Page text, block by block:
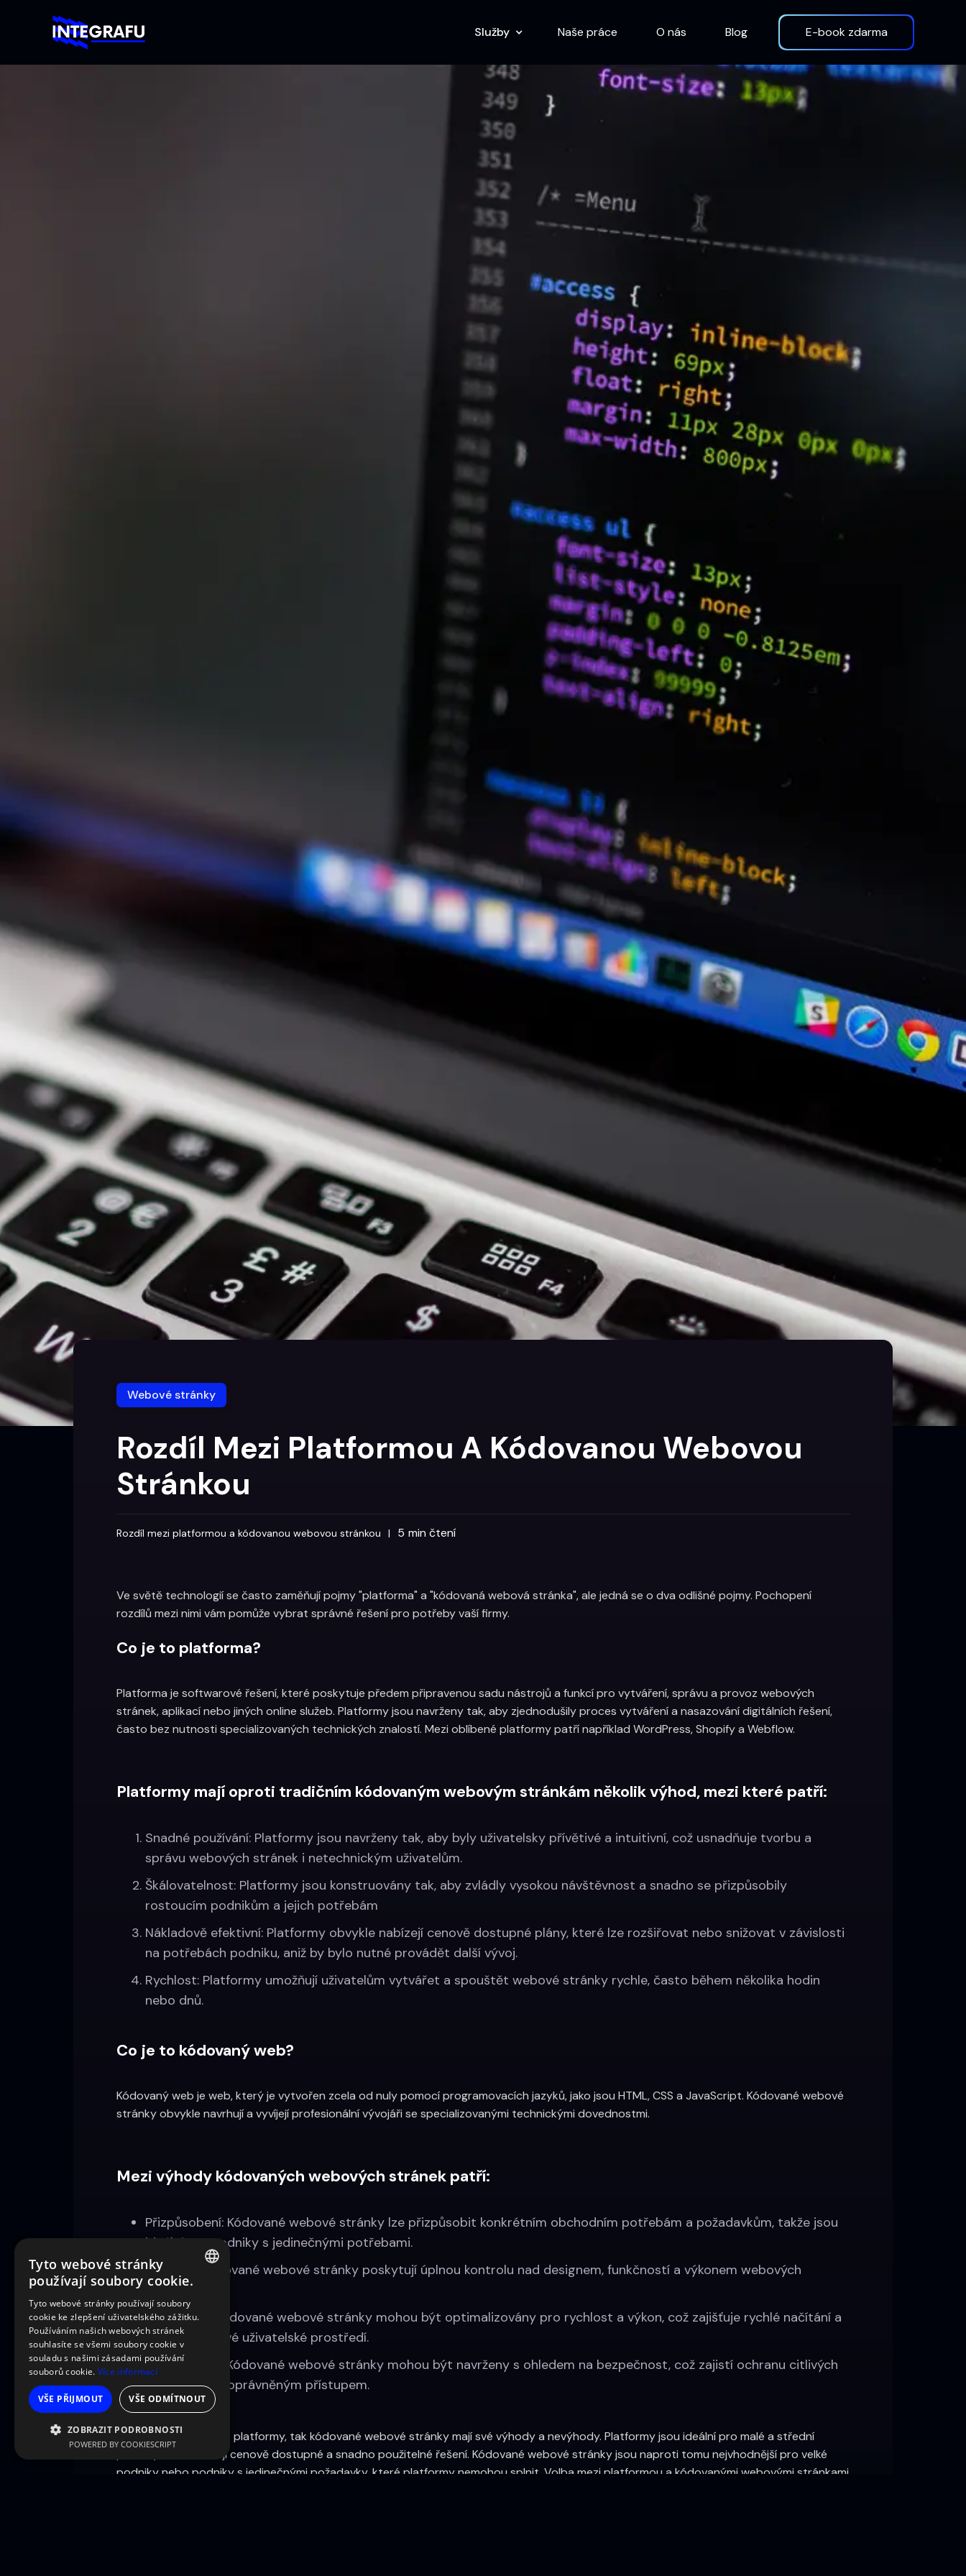
Služby Naše práce O nás Blog E-book zdarma
Webové stránky
Rozdíl Mezi Platformou A Kódovanou Webovou
Stránkou
Rozdíl mezi platformou a kódovanou webovou stránkou | 5 min čtení
Ve světě technologií se často zaměňují pojmy "platforma" a "kódovaná webová stránka", ale jedná se o dva odlišné pojmy. Pochopení
rozdílů mezi nimi vám pomůže vybrat správné řešení pro potřeby vaší firmy.
Co je to platforma?
Platforma je softwarové řešení, které poskytuje předem připravenou sadu nástrojů a funkcí pro vytváření, správu a provoz webových
stránek, aplikací nebo jiných online služeb. Platformy jsou navrženy tak, aby zjednodušily proces vytváření a nasazování digitálních řešení,
často bez nutnosti specializovaných technických znalostí. Mezi oblíbené platformy patří například WordPress, Shopify a Webflow.
Platformy mají oproti tradičním kódovaným webovým stránkám několik výhod, mezi které patří:‍
Snadné používání: Platformy jsou navrženy tak, aby byly uživatelsky přívětivé a intuitivní, což usnadňuje tvorbu a
správu webových stránek i netechnickým uživatelům.
Škálovatelnost: Platformy jsou konstruovány tak, aby zvládly vysokou návštěvnost a snadno se přizpůsobily
rostoucím podnikům a jejich potřebám
Nákladově efektivní: Platformy obvykle nabízejí cenově dostupné plány, které lze rozšiřovat nebo snižovat v závislosti
na potřebách podniku, aniž by bylo nutné provádět další vývoj.
Rychlost: Platformy umožňují uživatelům vytvářet a spouštět webové stránky rychle, často během několika hodin
nebo dnů.
Co je to kódovaný web?‍
Kódovaný web je web, který je vytvořen zcela od nuly pomocí programovacích jazyků, jako jsou HTML, CSS a JavaScript. Kódované webové
stránky obvykle navrhují a vyvíjejí profesionální vývojáři se specializovanými technickými dovednostmi.
Mezi výhody kódovaných webových stránek patří:
Přizpůsobení: Kódované webové stránky lze přizpůsobit konkrétním obchodním potřebám a požadavkům, takže jsou
ideální pro podniky s jedinečnými potřebami.
Kontrola: Kódované webové stránky poskytují úplnou kontrolu nad designem, funkčností a výkonem webových
stránek.
Výkonnost: Kódované webové stránky mohou být optimalizovány pro rychlost a výkon, což zajišťuje rychlé načítání a
bezproblémové uživatelské prostředí.
Zabezpečení: Kódované webové stránky mohou být navrženy s ohledem na bezpečnost, což zajistí ochranu citlivých
údajů před neoprávněným přístupem.
Závěrem lze říci, že jak platformy, tak kódované webové stránky mají své výhody a nevýhody. Platformy jsou ideální pro malé a střední
podniky, které hledají cenově dostupné a snadno použitelné řešení. Kódované webové stránky jsou naproti tomu nejvhodnější pro velké
podniky nebo podniky s jedinečnými požadavky, které platformy nemohou splnit. Volba mezi platformou a kódovanými webovými stránkami
CZECH
Tyto webové stránky
používají soubory cookie.
Tyto webové stránky používají soubory
cookie ke zlepšení uživatelského zážitku.
Používáním našich webových stránek
souhlasíte se všemi soubory cookie v
souladu s našimi zásadami používání
souborů cookie. Více informací
VŠE PŘIJMOUT VŠE ODMÍTNOUT
ZOBRAZIT PODROBNOSTI
POWERED BY COOKIESCRIPT